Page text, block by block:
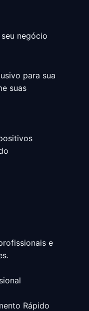
negócio
para sua
suas
e
Rápido